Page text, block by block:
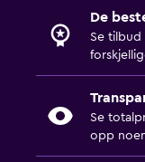
De
Se tilbud
Se
opp